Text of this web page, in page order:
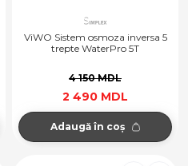
ViWO Sistem osmoza inversa 5
trepte WaterPro 5T
4 150 MDL
2 490 MDL
Adaugă în coș